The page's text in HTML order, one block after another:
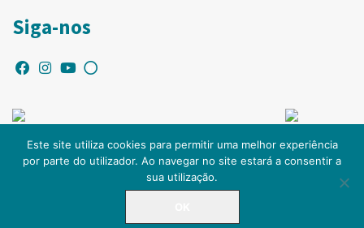
Siga-nos
© Copyright IPO-PORTO. Todos os direitos reservados.
Este site utiliza cookies para permitir uma melhor experiência
por parte do utilizador. Ao navegar no site estará a consentir a
sua utilização.